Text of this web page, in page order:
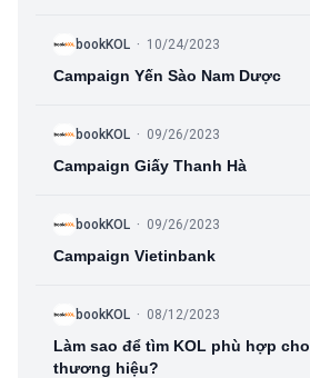
B bookKOL · 10/24/2023
Campaign Yến Sào Nam Dược
B bookKOL · 09/26/2023
Campaign Giấy Thanh Hà
B bookKOL · 09/26/2023
Campaign Vietinbank
B bookKOL · 08/12/2023
Làm sao để tìm KOL phù hợp cho
thương hiệu?